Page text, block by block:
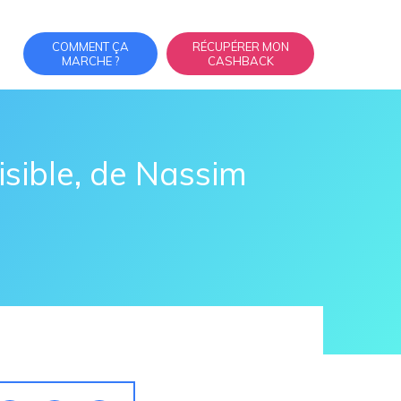
COMMENT ÇA
MARCHE ?
RÉCUPÉRER MON
CASHBACK
de Nassim